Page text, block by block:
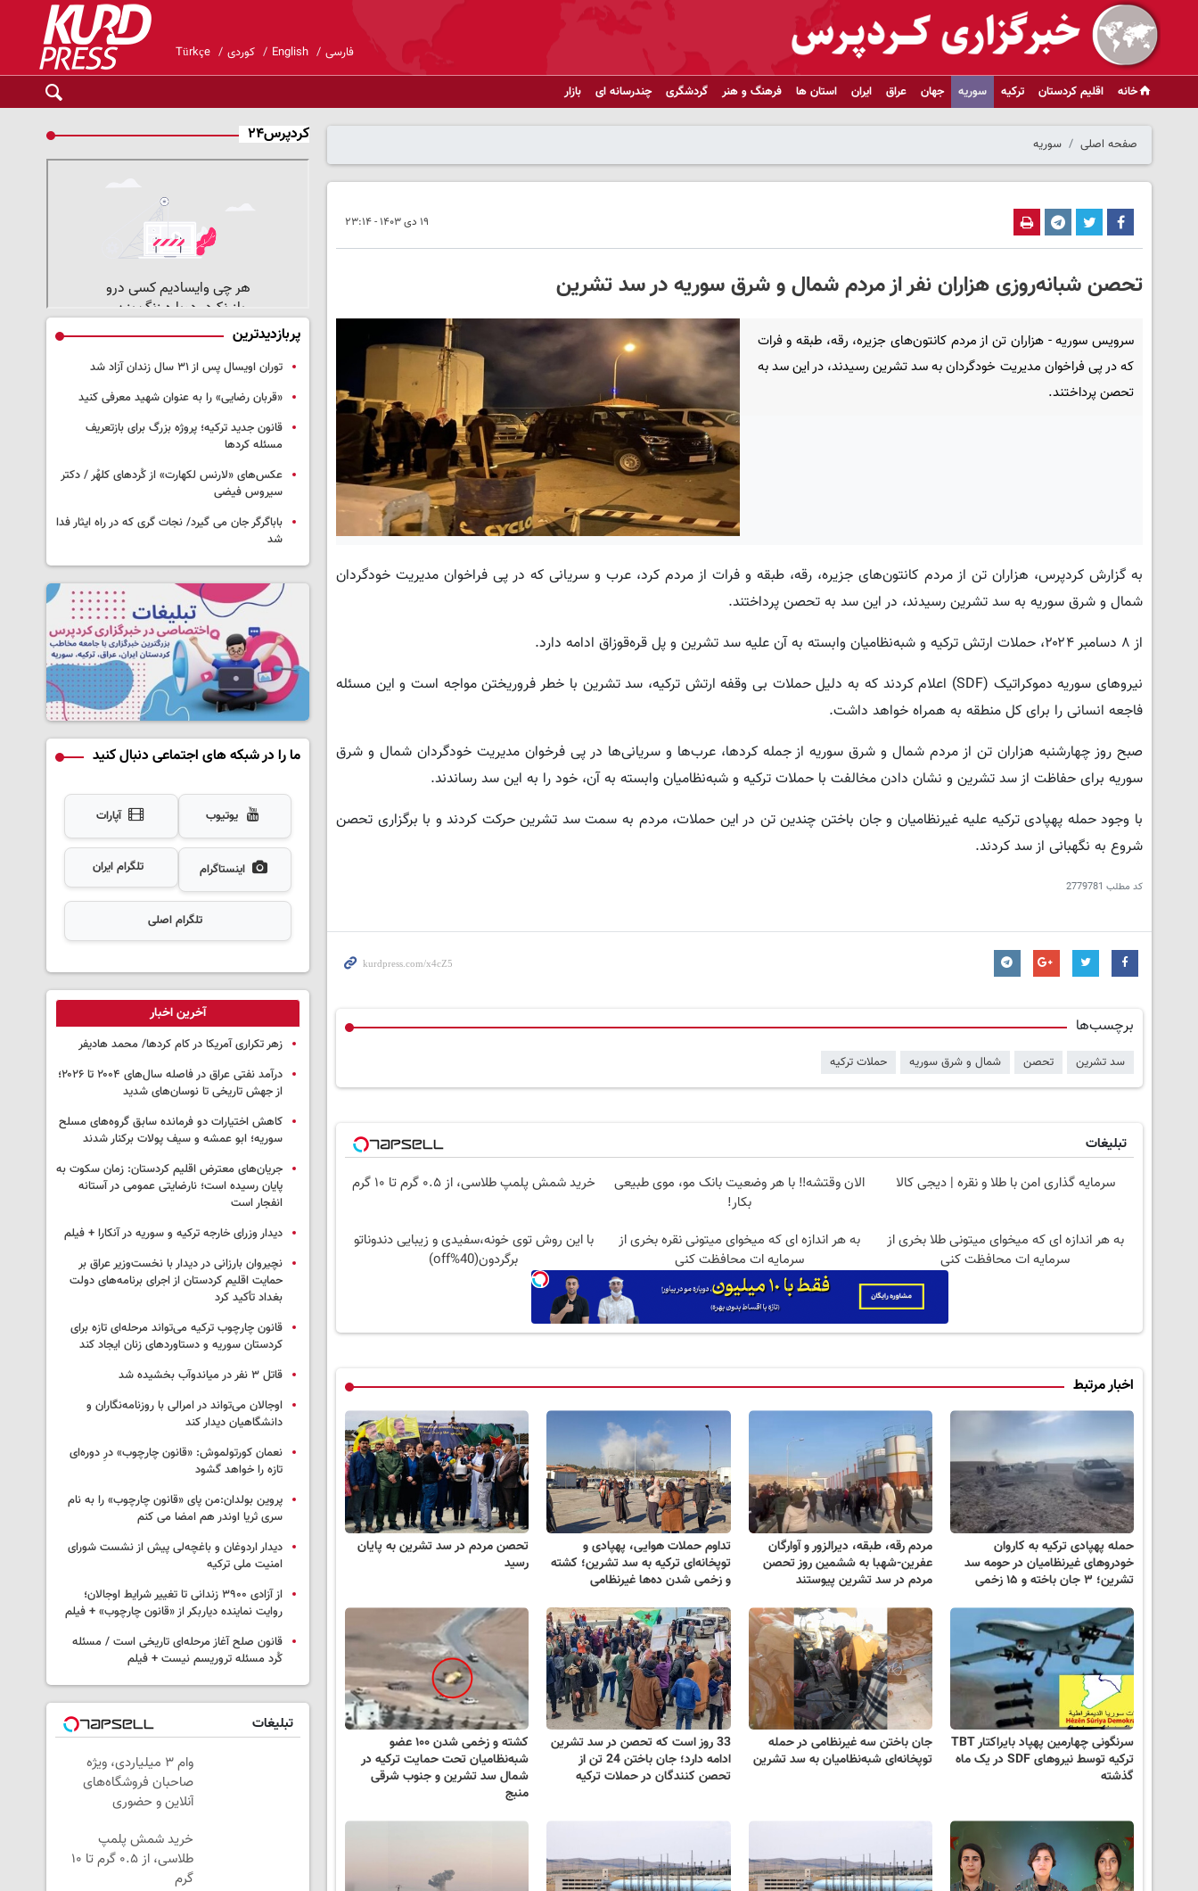
فارسی English کوردی Türkçe
خانه اقلیم کردستان ترکیه سوریه جهان عراق ایران استان ها فرهنگ و هنر گردشگری چندرسانه ای بازار
صفحه اصلی سوریه
۱۹ دی ۱۴۰۳ - ۲۳:۱۴
تحصن شبانه‌روزی هزاران نفر از مردم شمال و شرق سوریه در سد تشرین
سرویس سوریه - هزاران تن از مردم کانتون‌های جزیره، رقه، طبقه و فرات
که در پی فراخوان مدیریت خودگردان به سد تشرین رسیدند، در این سد به
تحصن پرداختند.
به گزارش کردپرس، هزاران تن از مردم کانتون‌های جزیره، رقه، طبقه و فرات از مردم کرد، عرب و سریانی که در پی فراخوان مدیریت خودگردان
شمال و شرق سوریه به سد تشرین رسیدند، در این سد به تحصن پرداختند.
از ۸ دسامبر ۲۰۲۴، حملات ارتش ترکیه و شبه‌نظامیان وابسته به آن علیه سد تشرین و پل قره‌قوزاق ادامه دارد.
نیروهای سوریه دموکراتیک (SDF) اعلام کردند که به دلیل حملات بی وقفه ارتش ترکیه، سد تشرین با خطر فروریختن مواجه است و این مسئله
فاجعه انسانی را برای کل منطقه به همراه خواهد داشت.
صبح روز چهارشنبه هزاران تن از مردم شمال و شرق سوریه از جمله کردها، عرب‌ها و سریانی‌ها در پی فرخوان مدیریت خودگردان شمال و شرق
سوریه برای حفاظت از سد تشرین و نشان دادن مخالفت با حملات ترکیه و شبه‌نظامیان وابسته به آن، خود را به این سد رساندند.
با وجود حمله پهپادی ترکیه علیه غیرنظامیان و جان باختن چندین تن در این حملات، مردم به سمت سد تشرین حرکت کردند و با برگزاری تحصن
شروع به نگهبانی از سد کردند.
کد مطلب 2779781
برچسب‌ها
سد تشرین تحصن شمال و شرق سوریه حملات ترکیه
تبلیغات
سرمایه گذاری امن با طلا و نقره | دیجی کالا
الان وقتشه‼️ با هر وضعیت بانک مو، موی طبیعی
بکار!
خرید شمش پلمپ طلاسی، از ۰.۵ گرم تا ۱۰ گرم
به هر اندازه ای که میخوای میتونی طلا بخری از
سرمایه ات محافظت کنی
به هر اندازه ای که میخوای میتونی نقره بخری از
سرمایه ات محافظت کنی
با این روش توی خونه،سفیدی و زیبایی دندوناتو
برگردون(40%off)
اخبار مرتبط
حمله پهپادی ترکیه به کاروان
خودروهای غیرنظامیان در حومه سد
تشرین؛ ۳ جان باخته و ۱۵ زخمی
مردم رقه، طبقه، دیرالزور و آوارگان
عفرین-شهبا به ششمین روز تحصن
مردم در سد تشرین پیوستند
تداوم حملات هوایی، پهپادی و
توپخانه‌ای ترکیه به سد تشرین؛ کشته
و زخمی شدن ده‌ها غیرنظامی
تحصن مردم در سد تشرین به پایان
رسید
سرنگونی چهارمین پهپاد بایراکتار TBT
ترکیه توسط نیروهای SDF در یک ماه
گذشته
جان باختن سه غیرنظامی در حمله
توپخانه‌ای شبه‌نظامیان به سد تشرین
33 روز است که تحصن در سد تشرین
ادامه دارد؛ جان باختن 24 تن از
تحصن کنندگان در حملات ترکیه
کشته و زخمی شدن ۱۰۰ عضو
شبه‌نظامیان تحت حمایت ترکیه در
شمال سد تشرین و جنوب شرقی
منبج
کردپرس۲۴
پربازدیدترین
توران اویسال پس از ۳۱ سال زندان آزاد شد
«قربان رضایی» را به عنوان شهید معرفی کنید
قانون جدید ترکیه؛ پروژه بزرگ‌ برای بازتعریف
مسئله کردها
عکس‌های «لارنس لکهارت» از کُردهای کلهُر / دکتر
سیروس فیضی
باباگرگر جان می گیرد/ نجات گری که در راه ایثار فدا
شد
ما را در شبکه های اجتماعی دنبال کنید
یوتیوب آپارات
اینستاگرام تلگرام ایران
تلگرام اصلی
آخرین اخبار
زهر تکراری آمریکا در کام کردها/ محمد هادیفر
درآمد نفتی عراق در فاصله سال‌های ۲۰۰۴ تا ۲۰۲۶؛
از جهش تاریخی تا نوسان‌های شدید
کاهش اختیارات دو فرمانده سابق گروه‌های مسلح
سوریه؛ ابو عمشه و سیف پولات برکنار شدند
جریان‌های معترض اقلیم کردستان: زمان سکوت به
پایان رسیده است؛ نارضایتی عمومی در آستانه
انفجار است
دیدار وزرای خارجه ترکیه و سوریه در آنکارا + فیلم
نچیروان بارزانی در دیدار با نخست‌وزیر عراق بر
حمایت اقلیم کردستان از اجرای برنامه‌های دولت
بغداد تأکید کرد
قانون چارچوب ترکیه می‌تواند مرحله‌ای تازه برای
کردستان سوریه و دستاوردهای زنان ایجاد کند
قاتل ٣ نفر در میاندوآب بخشیده شد
اوجالان می‌تواند در امرالی با روزنامه‌نگاران و
دانشگاهیان دیدار کند
نعمان کورتولموش: «قانون چارچوب» درِ دوره‌ای
تازه را خواهد گشود
پروین بولدان:من پای «قانون چارچوب» را به نام
سری ثریا اوندر هم امضا می کنم
دیدار اردوغان و باغچه‌لی پیش از نشست شورای
امنیت ملی ترکیه
از آزادی ۳۹۰۰ زندانی تا تغییر شرایط اوجالان؛
روایت نماینده دیاربکر از «قانون چارچوب» + فیلم
قانون صلح آغاز مرحله‌ای تاریخی است / مسئله
کُرد مسئله تروریسم نیست + فیلم
تبلیغات
وام ۳ میلیاردی، ویژه
صاحبان فروشگاه‌های
آنلاین و حضوری
خرید شمش پلمپ
طلاسی، از ۰.۵ گرم تا ۱۰
گرم